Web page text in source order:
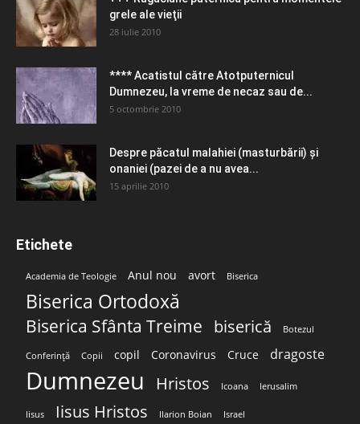
grele ale vieţii
28 iulie 2010
**** Acatistul către Atotputernicul
Dumnezeu, la vreme de necaz sau de...
5 octombrie 2010
Despre păcatul malahiei (masturbării) şi
onaniei (pazei de a nu avea...
15 aprilie 2010
Etichete
Academia de Teologie Anul nou avort Biserica
Biserica Ortodoxă
Biserica Sfânta Treime biserică Botezul
Conferință Copii copil Coronavirus Cruce dragoste
Dumnezeu Hristos Icoana Ierusalim
Iisus Iisus Hristos Ilarion Boian Israel